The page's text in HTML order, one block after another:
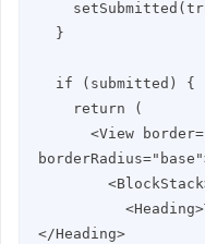
</Heading>